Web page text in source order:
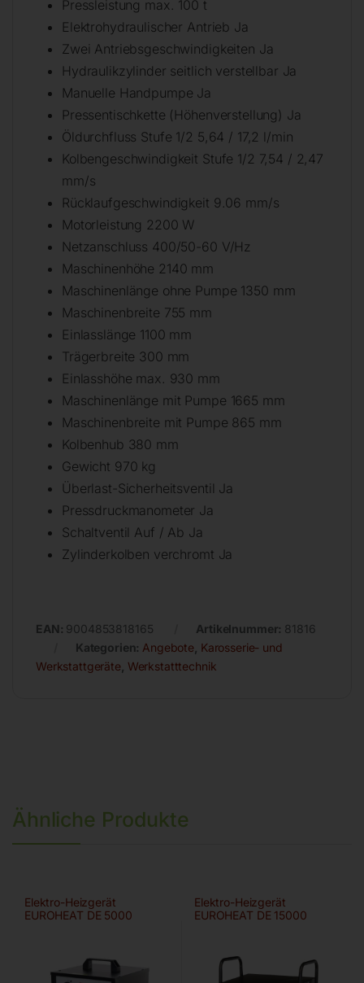
Pressleistung max. 100 t
Elektrohydraulischer Antrieb Ja
Zwei Antriebsgeschwindigkeiten Ja
Hydraulikzylinder seitlich verstellbar Ja
Manuelle Handpumpe Ja
Pressentischkette (Höhenverstellung) Ja
Öldurchfluss Stufe 1/2 5,64 / 17,2 l/min
Kolbengeschwindigkeit Stufe 1/2 7,54 / 2,47
mm/s
Rücklaufgeschwindigkeit 9.06 mm/s
Motorleistung 2200 W
Netzanschluss 400/50-60 V/Hz
Maschinenhöhe 2140 mm
Maschinenlänge ohne Pumpe 1350 mm
Maschinenbreite 755 mm
Einlasslänge 1100 mm
Trägerbreite 300 mm
Einlasshöhe max. 930 mm
Maschinenlänge mit Pumpe 1665 mm
Maschinenbreite mit Pumpe 865 mm
Kolbenhub 380 mm
Gewicht 970 kg
Überlast-Sicherheitsventil Ja
Pressdruckmanometer Ja
Schaltventil Auf / Ab Ja
Zylinderkolben verchromt Ja
EAN: 9004853818165 Artikelnummer: 81816
Kategorien: Angebote Karosserie- und
Werkstattgeräte Werkstatttechnik
Ähnliche Produkte
Elektro-Heizgerät
EUROHEAT DE 5000
Elektro-Heizgerät
EUROHEAT DE 15000